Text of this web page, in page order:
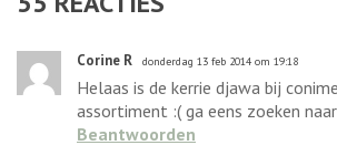
Corine R donderdag 13 feb 2014 om 19:18
Helaas is de kerrie djawa bij
assortiment :( ga eens zoeken
Beantwoorden